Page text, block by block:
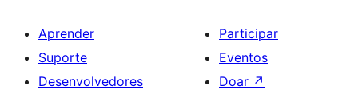
Aprender
Suporte
Desenvolvedores
Participar
Eventos
Doar ↗